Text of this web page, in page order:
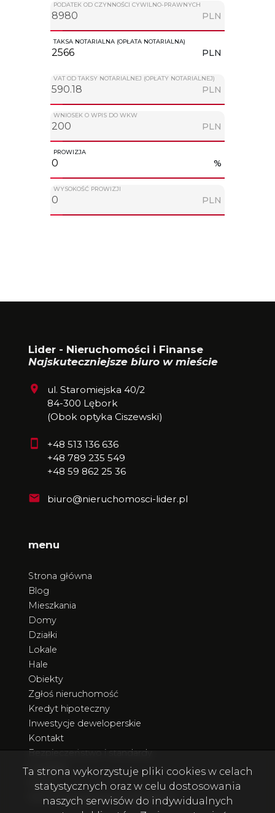
PODATEK OD CZYNNOŚCI CYWILNO-PRAWNYCH
PLN
TAKSA NOTARIALNA (OPŁATA NOTARIALNA)
PLN
VAT OD TAKSY NOTARIALNEJ (OPŁATY NOTARIALNEJ)
PLN
WNIOSEK O WPIS DO WKW
PLN
PROWIZJA
%
WYSOKOŚĆ PROWIZJI
PLN
Lider - Nieruchomości i Finanse
Najskuteczniejsze biuro w mieście
ul. Staromiejska 40/2
84-300 Lębork
(Obok optyka Ciszewski)
+48 513 136 636
+48 789 235 549
+48 59 862 25 36
biuro@nieruchomosci-lider.pl
menu
Strona główna
Blog
Mieszkania
Domy
Działki
Lokale
Hale
Obiekty
Zgłoś nieruchomość
Kredyt hipoteczny
Inwestycje deweloperskie
Kontakt
Bezpieczeństwo i standardy
Poradnik
Rodo
Nieruchomości poza Trójmiastem
Ta strona wykorzystuje pliki cookies w celach
statystycznych oraz w celu dostosowania
naszych serwisów do indywidualnych